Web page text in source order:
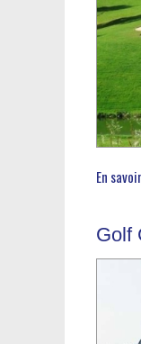
En
Golf